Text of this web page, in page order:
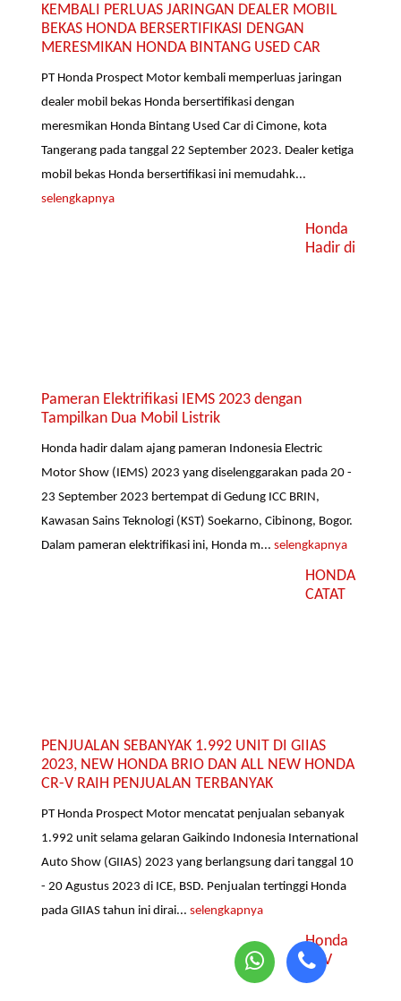
KEMBALI PERLUAS JARINGAN DEALER MOBIL
BEKAS HONDA BERSERTIFIKASI DENGAN
MERESMIKAN HONDA BINTANG USED CAR
PT Honda Prospect Motor kembali memperluas jaringan
dealer mobil bekas Honda bersertifikasi dengan
meresmikan Honda Bintang Used Car di Cimone, kota
Tangerang pada tanggal 22 September 2023. Dealer ketiga
mobil bekas Honda bersertifikasi ini memudahk...
selengkapnya
Honda
Hadir di
Pameran Elektrifikasi IEMS 2023 dengan
Tampilkan Dua Mobil Listrik
Honda hadir dalam ajang pameran Indonesia Electric
Motor Show (IEMS) 2023 yang diselenggarakan pada 20 -
23 September 2023 bertempat di Gedung ICC BRIN,
Kawasan Sains Teknologi (KST) Soekarno, Cibinong, Bogor.
Dalam pameran elektrifikasi ini, Honda m...selengkapnya
HONDA
CATAT
PENJUALAN SEBANYAK 1.992 UNIT DI GIIAS
2023, NEW HONDA BRIO DAN ALL NEW HONDA
CR-V RAIH PENJUALAN TERBANYAK
PT Honda Prospect Motor mencatat penjualan sebanyak
1.992 unit selama gelaran Gaikindo Indonesia International
Auto Show (GIIAS) 2023 yang berlangsung dari tanggal 10
- 20 Agustus 2023 di ICE, BSD. Penjualan tertinggi Honda
pada GIIAS tahun ini dirai...selengkapnya
Honda
SUV